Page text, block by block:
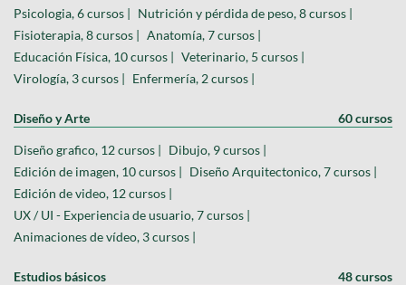
Psicologia, 6 cursos | Nutrición y pérdida de peso, 8 cursos |
Fisioterapia, 8 cursos | Anatomía, 7 cursos |
Educación Física, 10 cursos | Veterinario, 5 cursos |
Virología, 3 cursos | Enfermería, 2 cursos |
Diseño y Arte 60 cursos
Diseño grafico, 12 cursos | Dibujo, 9 cursos |
Edición de imagen, 10 cursos | Diseño Arquitectonico, 7 cursos |
Edición de video, 12 cursos |
UX / UI - Experiencia de usuario, 7 cursos |
Animaciones de vídeo, 3 cursos |
Estudios básicos 48 cursos